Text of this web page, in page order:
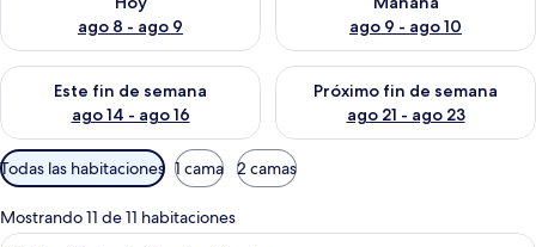
ago 8 - ago 9
ago 9 - ago 10
Este fin de semana
ago 14 - ago 16
Consulta la disponibilidad para este fin de semana ago 14 -
Próximo fin de semana
ago 21 - ago 23
Consulta la disponibilidad
Filtros
disponibles
para
las
Todas las habitaciones 1 cama 2 camas
Mostrando 11 de 11 habitaciones
Una habitación de hotel con cama,